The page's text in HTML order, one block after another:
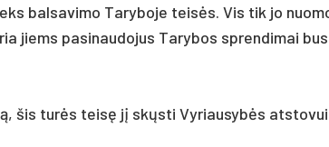
bal­sa­vi­mo Ta­ry­bo­je teisės. Vis tik jo
jiems pa­si­nau­do­jus Ta­ry­bos spren­di­mai bus
šis turės teisę jį skųsti Vy­riau­sybės